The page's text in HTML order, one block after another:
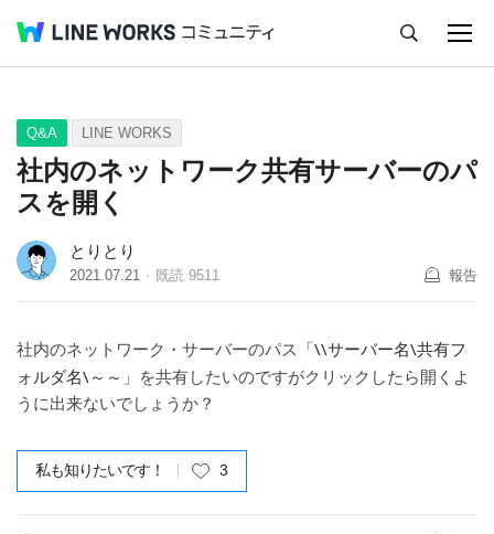
Q&A Tips Ideas
Q&A LINE WORKS
社内のネットワーク共有サーバーのパ
スを開く
とりとり
2021.07.21 既読 9511 報告
社内のネットワーク・サーバーのパス「\\サーバー名\共有フ
ォルダ名\～～ 」を共有したいのですがクリックしたら開くよ
うに出来ないでしょうか？
私も知りたいです！ 3